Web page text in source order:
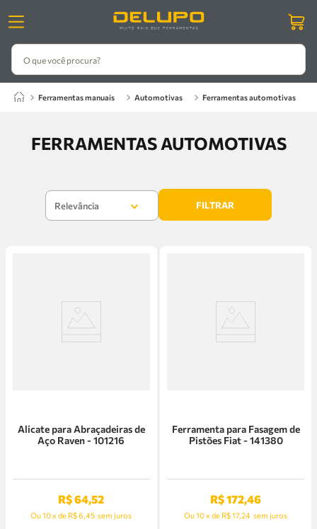
O que você procura?
ferramentas manuais automotivas ferramentas automotivas
FERRAMENTAS AUTOMOTIVAS
Relevância FILTRAR
Alicate para Abraçadeiras de
Aço Raven - 101216
R$64,52
Ou10xde R$ 6,45 sem juros
Ferramenta para Fasagem de
Pistões Fiat - 141380
R$172,46
Ou10xde R$ 17,24 sem juros